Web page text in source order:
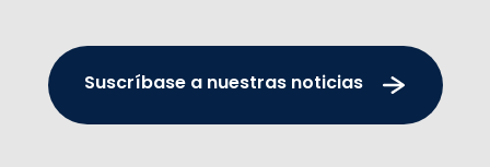
Suscríbase a nuestras noticias